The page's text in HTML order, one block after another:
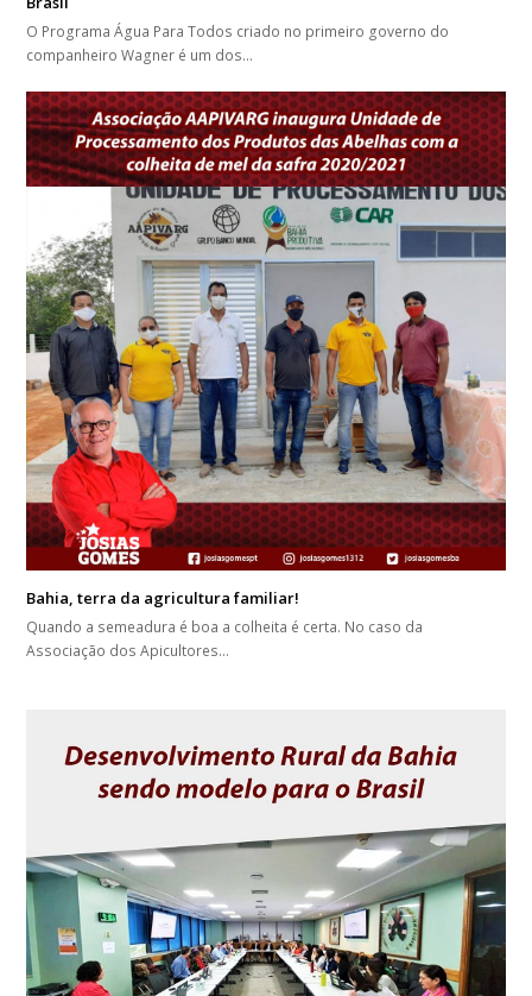
O Programa Água Para Todos criado no primeiro governo do
companheiro Wagner é um dos…
Bahia, terra da agricultura familiar!
Quando a semeadura é boa a colheita é certa. No caso da
Associação dos Apicultores…